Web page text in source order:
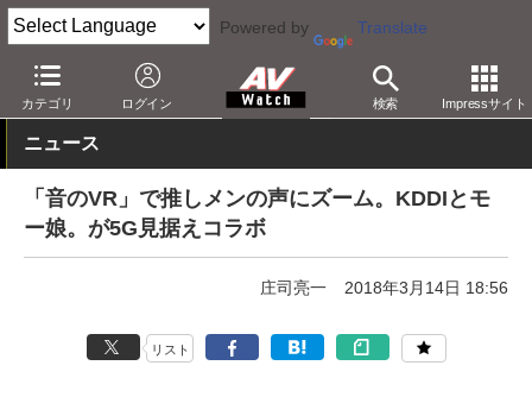
Powered by Translate
カテゴリ ログイン 検索 Impressサイト
AV Watch コンテンツ・サービス VR
ニュース
「音のVR」で推しメンの声にズーム。KDDIとモ
ー娘。が5G見据えコラボ
庄司亮一 2018年3月14日 18:56
リスト